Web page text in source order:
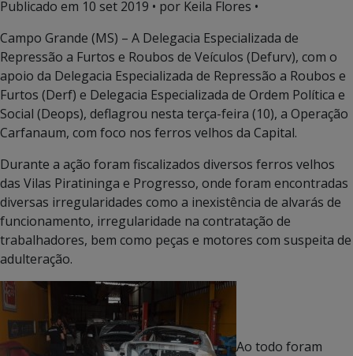
Publicado em 10 set 2019 • por Keila Flores •
Campo Grande (MS) – A Delegacia Especializada de
Repressão a Furtos e Roubos de Veículos (Defurv), com o
apoio da Delegacia Especializada de Repressão a Roubos e
Furtos (Derf) e Delegacia Especializada de Ordem Política e
Social (Deops), deflagrou nesta terça-feira (10), a Operação
Carfanaum, com foco nos ferros velhos da Capital.
Durante a ação foram fiscalizados diversos ferros velhos
das Vilas Piratininga e Progresso, onde foram encontradas
diversas irregularidades como a inexistência de alvarás de
funcionamento, irregularidade na contratação de
trabalhadores, bem como peças e motores com suspeita de
adulteração.
Ao todo foram